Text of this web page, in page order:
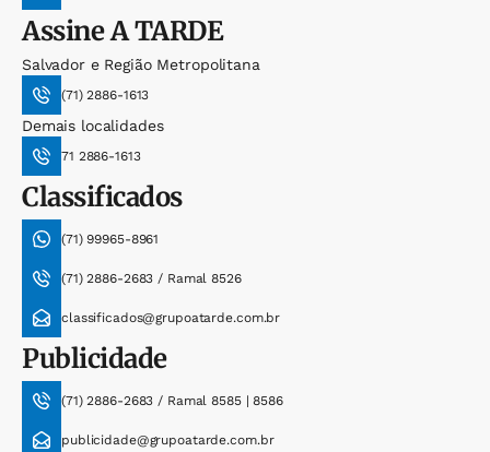
AssineA TARDE
Salvador e Região Metropolitana
(71) 2886-1613
Demais localidades
71 2886-1613
Classificados
(71) 99965-8961
(71) 2886-2683 / Ramal 8526
classificados@grupoatarde.com.br
Publicidade
(71) 2886-2683 / Ramal 8585 | 8586
publicidade@grupoatarde.com.br